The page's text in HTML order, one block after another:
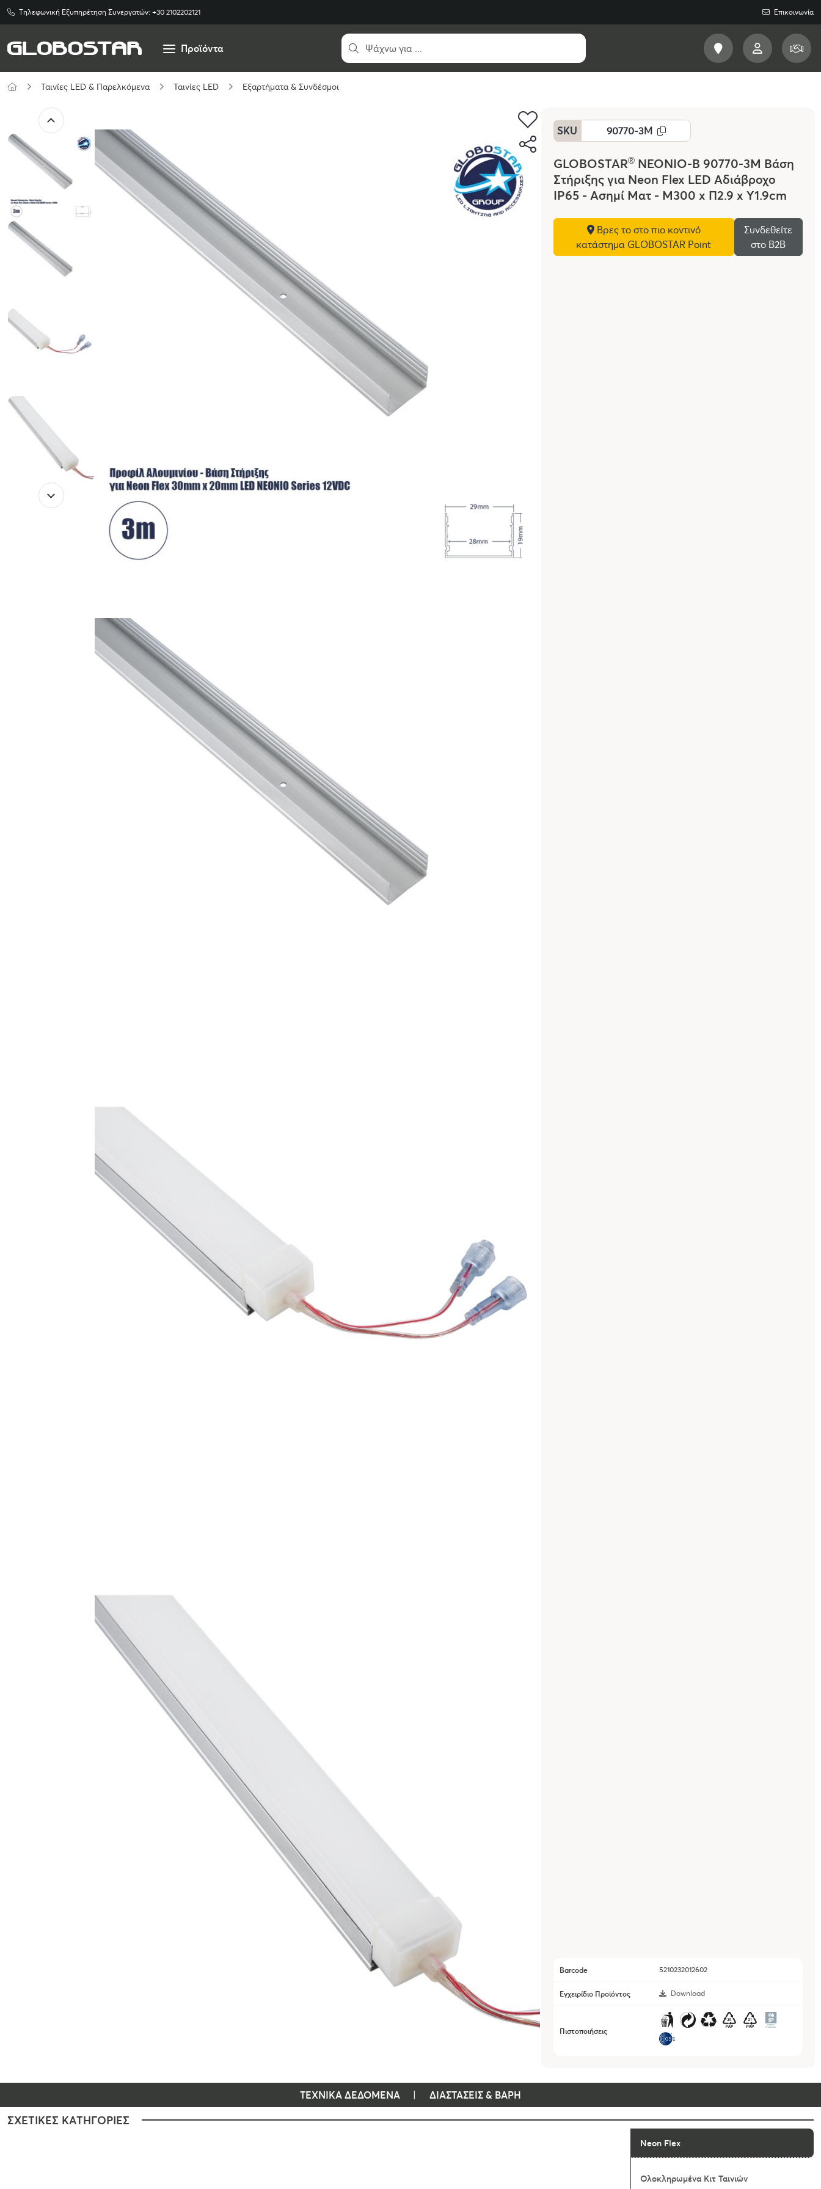
Τηλεφωνική Εξυπηρέτηση Συνεργατών: +30 2102202121 Επικοινωνία
Προϊόντα
Ταινίες LED & Παρελκόμενα Ταινίες LED Εξαρτήματα & Συνδέσμοι
SKU 90770-3M
GLOBOSTAR® NEONIO-B 90770-3M Βάση
Στήριξης για Neon Flex LED Αδιάβροχο
IP65 - Ασημί Ματ - Μ300 x Π2.9 x Υ1.9cm
Βρες το στο πιο κοντινό
κατάστημα GLOBOSTAR Point
Συνδεθείτε
στο Β2Β
Barcode 5210232012602
Εγχειρίδιο Προϊόντος Download
Πιστοποιήσεις
ΤΕΧΝΙΚΑ ΔΕΔΟΜΕΝΑ ΔΙΑΣΤΑΣΕΙΣ & ΒΑΡΗ
ΣΧΕΤΙΚΕΣ ΚΑΤΗΓΟΡΙΕΣ
Neon Flex
Ολοκληρωμένα Κιτ Ταινιών